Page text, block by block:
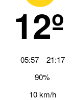
12º
05:57
21:17
90%
10 km/h